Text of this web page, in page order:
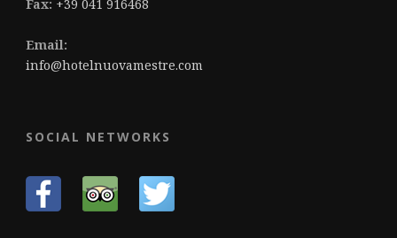
Fax: +39 041 916468
Email:
info@hotelnuovamestre.com
SOCIAL NETWORKS